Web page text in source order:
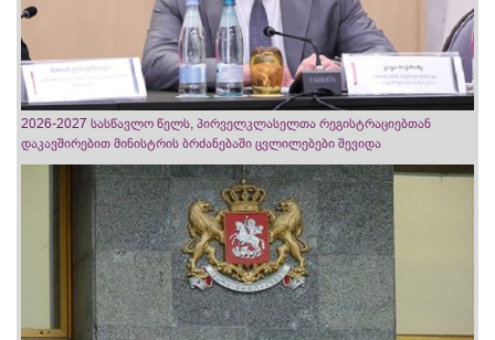
2026-2027 სასწავლო წელს, პირველკლასელთა რეგისტრაციებთან
დაკავშირებით მინისტრის ბრძანებაში ცვლილებები შევიდა